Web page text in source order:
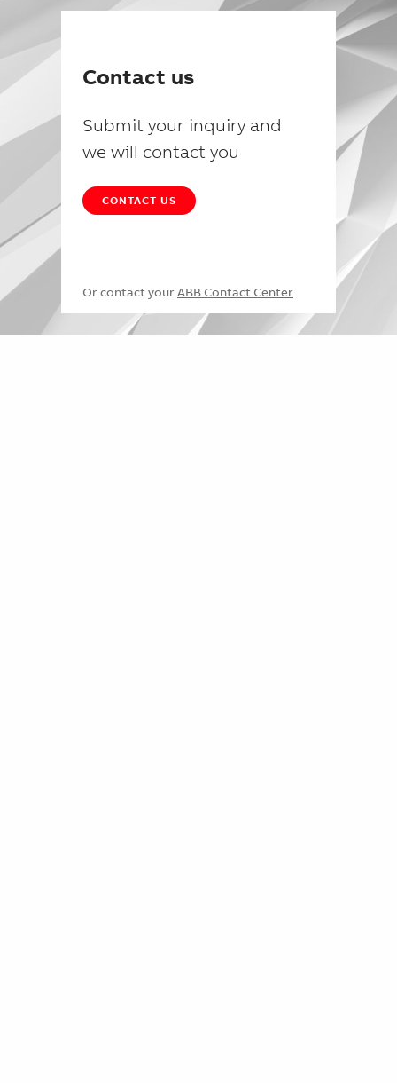
Contact us
Submit your inquiry and
we will contact you
CONTACT US
Or contact your ABB Contact Center